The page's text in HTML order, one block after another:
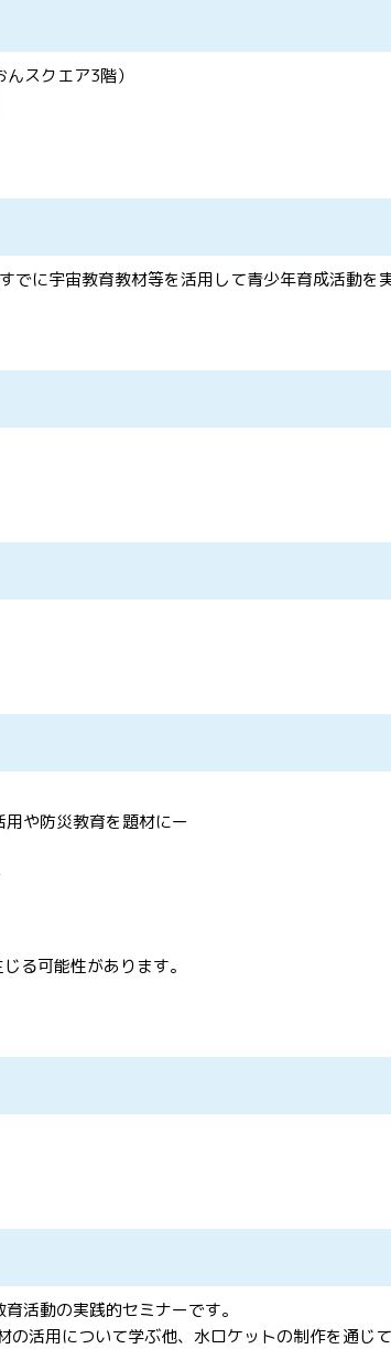
スクエア3階）
に宇宙教育教材等を活用して青少年育成活動を
や防災教育を題材にー
る可能性があります。
活動の実践的セミナーです。
活用について学ぶ他、水ロケットの制作を通じ